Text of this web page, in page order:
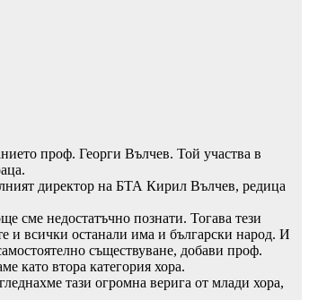
проф. Георги Вълчев. Той участва в
директор на БТА Кирил Вълчев, редица
сме недостатъчно познати. Тогава тези
и всички останали има и български народ. И
съществуване, добави проф.
като втора категория хора.
тази огромна верига от млади хора,